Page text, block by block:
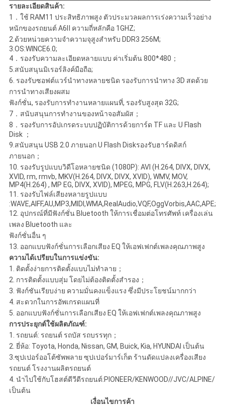
รายละเอียดสินค้า:
1．ใช้ RAM11 ประสิทธิภาพสูง ตัวประมวลผลการเร่งความเร็วอย่าง
หนักของรถยนต์ A6Ⅱ ความถี่หลักคือ 1GHZ;
2.ด้วยหน่วยความจำความจุสูงสำหรับ DDR3 256M;
3.OS:WINCE6.0;
4．รองรับความละเอียดหลายแบบ ค่าเริ่มต้น 800*480；
5.สนับสนุนมิเรอร์ลิงค์มือถือ;
6. รองรับซอฟต์แวร์นำทางหลายชนิด รองรับการนำทาง 3D สดด้วย
การนำทางเสียงผสม
ฟังก์ชั่น, รองรับการทำงานหลายแผนที่, รองรับสูงสุด 32G;
7．สนับสนุนการทำงานของหน้าจอสัมผัส；
8．รองรับการอัปเกรดระบบปฏิบัติการด้วยการ์ด TF และ U Flash
Disk ；
9.สนับสนุน USB 2.0 ภายนอก U Flash Diskรองรับฮาร์ดดิสก์
ภายนอก；
10. รองรับรูปแบบวิดีโอหลายชนิด (1080P): AVI (H.264, DIVX, DIVX,
XVID, rm, rmvb, MKV(H.264, DIVX, DIVX, XVID), WMV, MOV,
MP4(H.264) , MP EG, DIVX, XVID), MPEG, MPG, FLV(H.263,H.264);
11. รองรับไฟล์เสียงหลายรูปแบบ
:WAVE,AIFF,AU,MP3,MIDI,WMA,RealAudio,VQF,OggVorbis,AAC,APE;
12. อุปกรณ์ที่มีฟังก์ชั่น Bluetooth ให้การเชื่อมต่อโทรศัพท์ เครื่องเล่น
เพลง Bluetooth และ
ฟังก์ชั่นอื่น ๆ
13. ออกแบบฟังก์ชั่นการเลือกเสียง EQ ให้เอฟเฟกต์เพลงคุณภาพสูง
ความได้เปรียบในการแข่งขัน:
1. ติดตั้งง่ายการติดตั้งแบบไม่ทำลาย；
2. การติดตั้งแบบสุ่ม โดยไม่ต้องติดตั้งสำรอง；
3. ฟังก์ชันเรียบง่าย ความมั่นคงแข็งแรง ซึ่งมีประโยชน์มากกว่า
4. สะดวกในการอัพเกรดแผนที่
5. ออกแบบฟังก์ชั่นการเลือกเสียง EQ ให้เอฟเฟกต์เพลงคุณภาพสูง
การประยุกต์ใช้ผลิตภัณฑ์:
1. รถยนต์: รถยนต์ รถบัส รถบรรทุก；
2. ยี่ห้อ: Toyota, Honda, Nissan, GM, Buick, Kia, HYUNDAI เป็นต้น
3.ซุปเปอร์ออโต้ซัพพลาย ซุปเปอร์มาร์เก็ต ร้านดัดแปลงเครื่องเสียง
รถยนต์ โรงงานผลิตรถยนต์
4. นำไปใช้กับโฮสต์ดีวีดีรถยนต์:PIONEER/KENWOOD//JVC/ALPINE/
เป็นต้น
เงื่อนไขการค้า